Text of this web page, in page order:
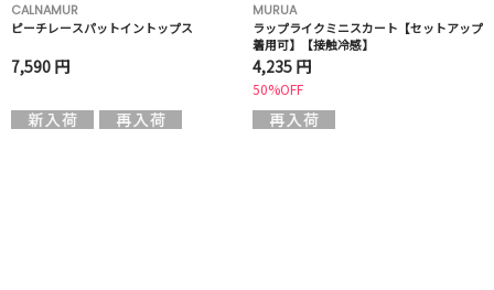
CALNAMUR
ピーチレースパットイントップス
7,590 円
MURUA
ラップライクミニスカート【セットアップ
着用可】【接触冷感】
4,235 円
50%OFF